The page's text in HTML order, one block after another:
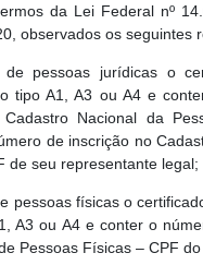
da Lei Federal nº
observados os seguintes
pessoas jurídicas o
tipo A1, A3 ou A4 e
Nacional da
de inscrição no
de seu representante legal;
pessoas físicas o
A3 ou A4 e conter o
Pessoas Físicas – CPF do